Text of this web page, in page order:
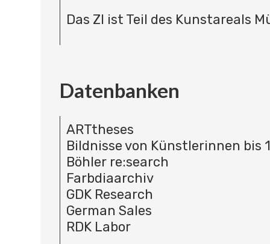
Das ZI ist Teil des Kunstareals
Datenbanken
ARTtheses
Bildnisse von Künstlerinnen bis
Böhler re:search
Farbdiaarchiv
GDK Research
German Sales
RDK Labor